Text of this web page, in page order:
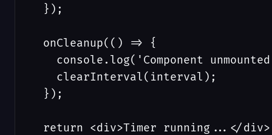
  });
  onCleanup(() => {
console.log('Component
    clearInterval(interval);
  });
return <div>Timer running...</